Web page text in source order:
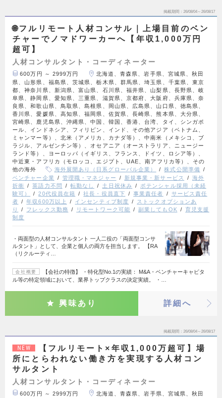
掲載期間 26/08/04～26/08/17
🌐フルリモート人材コンサル｜上場目前のベン
チャーでノマドワーカーへ【年収1,000万円
超可】
人材コンサルタント・コーディネーター
600万円 ～ 2999万円
北海道、青森県、岩手県、宮城県、秋田
県、山形県、福島県、茨城県、栃木県、群馬県、埼玉県、千葉県、東京
都、神奈川県、新潟県、富山県、石川県、福井県、山梨県、長野県、岐
阜県、静岡県、愛知県、三重県、滋賀県、京都府、大阪府、兵庫県、奈
良県、和歌山県、鳥取県、島根県、岡山県、広島県、山口県、徳島県、
香川県、愛媛県、高知県、福岡県、佐賀県、長崎県、熊本県、大分県、
宮崎県、鹿児島県、沖縄県、中国、韓国、香港、台湾、タイ、シンガポ
ール、インドネシア、フィリピン、インド、その他アジア（ベトナム、
ミャンマー等）、北米（アメリカ、カナダ等）、中南米（メキシコ、ブ
ラジル、アルゼンチン等）、オセアニア（オーストラリア、ニュージー
ランド等）、ヨーロッパ（イギリス、フランス、ドイツ、ロシア等）、
中近東・アフリカ（モロッコ、エジプト、UAE、南アフリカ等）、その
他の海外
海外展開あり（日系グローバル企業）
株式公開準備
ベンチャー企業
管理職・マネジャー 新規事業・新サービス
海外
折衝
英語力不問 転勤なし 土日祝休み
ポテンシャル採用（未経
験可）
20代役員在籍 社長・役員直下 事業責任者
サービス責任
者
年収600万以上 インセンティブ制度
ストックオプションあ
り
フレックス勤務 リモートワーク可能 副業してもOK
育児支援
制度
・両面型の人材コンサルタント 一人二役の「両面型コンサ
ルタント」として、企業と個人の両方を担当します。 【RA
（リクルーティ…
会社概要
【会社の特徴】 ・特化型No.1の実績： M&A・ベンチャーキャピタ
ル等の特定領域において、業界トップクラスの決定実績。 ・…
興味あり 詳細へ
掲載期間 26/08/04～26/08/17
NEW
【フルリモート×年収1,000万超可】場
所にとらわれない働き方を実現する人材コン
サルタント
人材コンサルタント・コーディネーター
600万円 ～ 2999万円
北海道、青森県、岩手県、宮城県、秋田